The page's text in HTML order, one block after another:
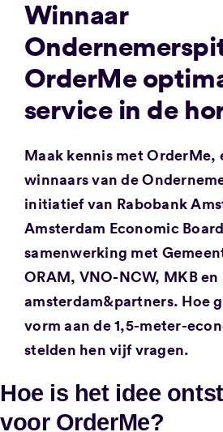
Winnaar
OrderMe
service in de
Maak kennis met OrderMe,
winnaars van de
initiatief van Rabobank
Amsterdam Economic
samenwerking met
ORAM, VNO-NCW, MKB en
amsterdam&partners. Hoe
vorm aan de 1,5-meter-
stelden hen vijf vragen.
Hoe is het idee
voor OrderMe?